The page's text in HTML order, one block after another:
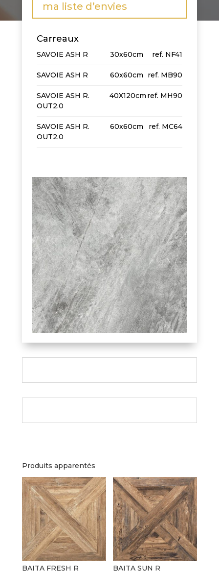
ma liste d’envies
Carreaux
SAVOIE ASH R 30x60cm NF41
SAVOIE ASH R 60x60cm MB90
SAVOIE ASH R.
OUT2.0
40X120cm MH90
SAVOIE ASH R.
OUT2.0
60x60cm MC64
Produits apparentés
BAITA FRESH R BAITA SUN R